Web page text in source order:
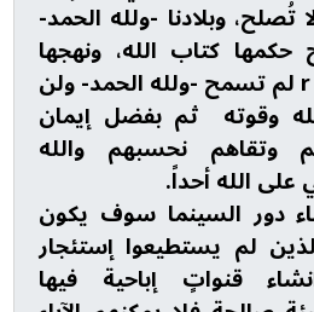
وبلادنا -ولله الحمد-
حكمها كتاب الله، ونهجها
سنة رسول الله r لم تسمح -ولله الحمد- ولن
وقوته ثم بفضل إيمان
وتقاهم نحسبهم والله
الله أحداً.
دور السينما سوف يكون
لم يستطيعوا إستئجار
قنواتٍ إباحية فيها